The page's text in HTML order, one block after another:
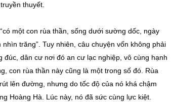
thuyết.
một con rùa thần, sống dưới sường dốc, ngày
trăng”. Tuy nhiên, câu chuyện vốn không phải
dân cư nơi đó an cư lạc nghiệp, vô cùng hạnh
con rùa thần này cũng là một trong số đó. Rùa
lên đường, nhưng do tốc độ của nó khá chậm
Hoàng Hà. Lúc này, nó đã sức cùng lực kiệt.